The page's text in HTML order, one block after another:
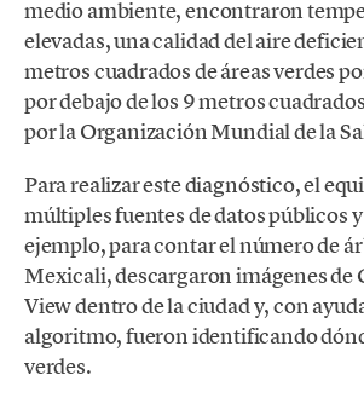
medio ambiente, encontraron
elevadas, una calidad del aire
metros cuadrados de áreas verdes
por debajo de los 9 metros
por la Organización Mundial de la
Para realizar este diagnóstico, el
múltiples fuentes de datos públicos
ejemplo, para contar el número de
Mexicali, descargaron imágenes de
View dentro de la ciudad y, con
algoritmo, fueron identificando
verdes.